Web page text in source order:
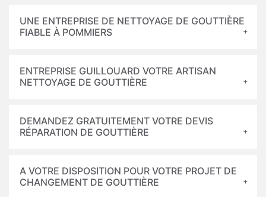
UNE ENTREPRISE DE NETTOYAGE DE GOUTTIÈRE
FIABLE À POMMIERS
ENTREPRISE GUILLOUARD VOTRE ARTISAN
NETTOYAGE DE GOUTTIÈRE
DEMANDEZ GRATUITEMENT VOTRE DEVIS
RÉPARATION DE GOUTTIÈRE
A VOTRE DISPOSITION POUR VOTRE PROJET DE
CHANGEMENT DE GOUTTIÈRE